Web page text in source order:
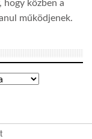
hogy közben a
működjenek.